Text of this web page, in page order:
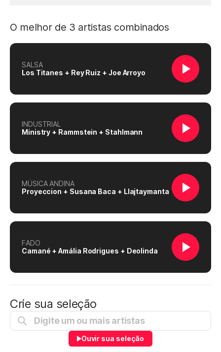
O melhor de 3 artistas combinados
SALSA
Los Titanes + Rey Ruiz + Joe Arroyo
INDUSTRIAL
Ministry + Rammstein + Stahlmann
MÚSICA ANDINA
Proyeccion + Susana Baca + Llajtaymanta
FADO
Camané + Amália Rodrigues + Deolinda
Crie sua seleção
Ouvir sua seleção